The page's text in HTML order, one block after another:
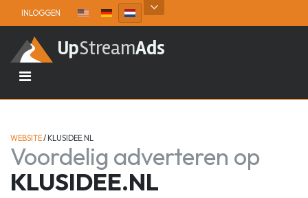
Skip to content
INLOGGEN
UpStreamAds
WEBSITE/ KLUSIDEE.NL
Voordelig adverteren op
KLUSIDEE.NL